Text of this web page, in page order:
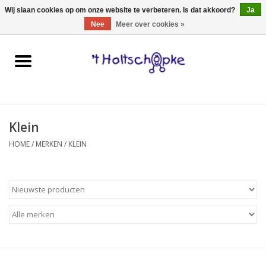
0 Artikelen - €0,00
Home
spellen
schmink & make-up
Klein
HOME/ MERKEN / KLEIN
Wij slaan cookies op om onze website te verbeteren. Is dat akkoord?
Ja
Nee
Meer over cookies »